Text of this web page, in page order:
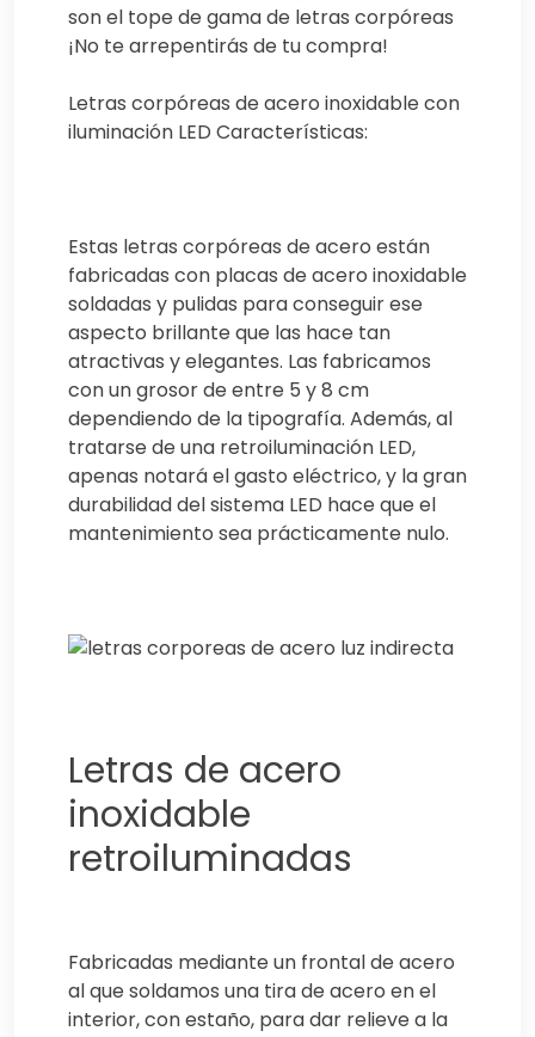
son el tope de gama de letras corpóreas
¡No te arrepentirás de tu compra!
Letras corpóreas de acero inoxidable con
iluminación LED Características:
Estas letras corpóreas de acero están
fabricadas con placas de acero inoxidable
soldadas y pulidas para conseguir ese
aspecto brillante que las hace tan
atractivas y elegantes. Las fabricamos
con un grosor de entre 5 y 8 cm
dependiendo de la tipografía. Además, al
tratarse de una retroiluminación LED,
apenas notará el gasto eléctrico, y la gran
durabilidad del sistema LED hace que el
mantenimiento sea prácticamente nulo.
Letras de acero
inoxidable
retroiluminadas
Fabricadas mediante un frontal de acero
al que soldamos una tira de acero en el
interior, con estaño, para dar relieve a la